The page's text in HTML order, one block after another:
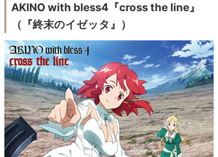
AKINO with bless4『cross the line』
（『終末のイゼッタ』）